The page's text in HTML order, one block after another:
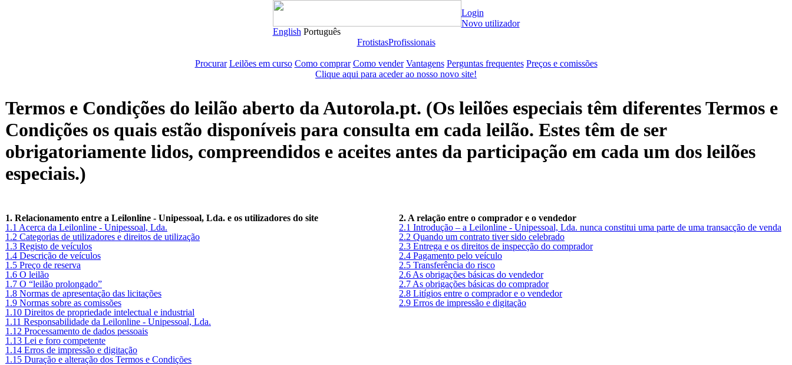
English Português
Login
Novo utilizador
FrotistasProfissionais
Procurar Leilões em curso Como comprar Como vender Vantagens Perguntas frequentes Preços e comissões
Clique aqui para aceder ao nosso novo site!
Termos e Condições do leilão aberto da Autorola.pt. (Os leilões especiais têm diferentes Termos e
Condições os quais estão disponíveis para consulta em cada leilão. Estes têm de ser
obrigatoriamente lidos, compreendidos e aceites antes da participação em cada um dos leilões
especiais.)
1. Relacionamento entre a Leilonline - Unipessoal, Lda. e os utilizadores do site
1.1 Acerca da Leilonline - Unipessoal, Lda.
1.2 Categorias de utilizadores e direitos de utilização
1.3 Registo de veículos
1.4 Descrição de veículos
1.5 Preço de reserva
1.6 O leilão
1.7 O “leilão prolongado”
1.8 Normas de apresentação das licitações
1.9 Normas sobre as comissões
1.10 Direitos de propriedade intelectual e industrial
1.11 Responsabilidade da Leilonline - Unipessoal, Lda.
1.12 Processamento de dados pessoais
1.13 Lei e foro competente
1.14 Erros de impressão e digitação
1.15 Duração e alteração dos Termos e Condições
2. A relação entre o comprador e o vendedor
2.1 Introdução – a Leilonline - Unipessoal, Lda. nunca constitui uma parte de uma transacção de venda
2.2 Quando um contrato tiver sido celebrado
2.3 Entrega e os direitos de inspecção do comprador
2.4 Pagamento pelo veículo
2.5 Transferência do risco
2.6 As obrigações básicas do vendedor
2.7 As obrigações básicas do comprador
2.8 Litígios entre o comprador e o vendedor
2.9 Erros de impressão e digitação